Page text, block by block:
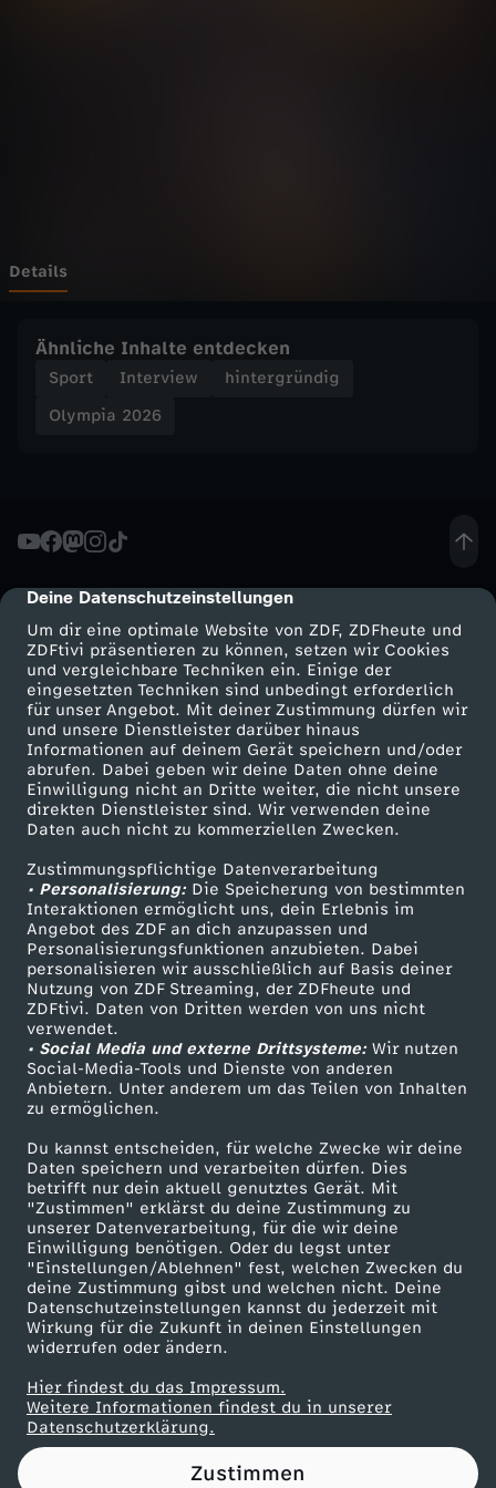
cmp-dialog-description
Deine Datenschutzeinstellungen
Um dir eine optimale Website von ZDF, ZDFheute und
ZDFtivi präsentieren zu können, setzen wir Cookies
und vergleichbare Techniken ein. Einige der
eingesetzten Techniken sind unbedingt erforderlich
für unser Angebot. Mit deiner Zustimmung dürfen wir
und unsere Dienstleister darüber hinaus
Informationen auf deinem Gerät speichern und/oder
abrufen. Dabei geben wir deine Daten ohne deine
Einwilligung nicht an Dritte weiter, die nicht unsere
direkten Dienstleister sind. Wir verwenden deine
Daten auch nicht zu kommerziellen Zwecken.
Zustimmungspflichtige Datenverarbeitung
• Personalisierung:Die Speicherung von bestimmten
Interaktionen ermöglicht uns, dein Erlebnis im
Angebot des ZDF an dich anzupassen und
Personalisierungsfunktionen anzubieten. Dabei
personalisieren wir ausschließlich auf Basis deiner
Nutzung von ZDF Streaming, der ZDFheute und
ZDFtivi. Daten von Dritten werden von uns nicht
verwendet.
• Social Media und externe Drittsysteme:Wir nutzen
Social-Media-Tools und Dienste von anderen
Anbietern. Unter anderem um das Teilen von Inhalten
zu ermöglichen.
Du kannst entscheiden, für welche Zwecke wir deine
Daten speichern und verarbeiten dürfen. Dies
betrifft nur dein aktuell genutztes Gerät. Mit
"Zustimmen" erklärst du deine Zustimmung zu
unserer Datenverarbeitung, für die wir deine
Einwilligung benötigen. Oder du legst unter
"Einstellungen/Ablehnen" fest, welchen Zwecken du
deine Zustimmung gibst und welchen nicht. Deine
Datenschutzeinstellungen kannst du jederzeit mit
Wirkung für die Zukunft in deinen Einstellungen
widerrufen oder ändern.
Hier findest du das Impressum.
Weitere Informationen findest du in unserer
Datenschutzerklärung.
Zustimmen
L
c
h
e
r
:
"
M
e
i
n
T
r
a
u
m
i
s
t
i
n
Details
Ähnliche Inhalte entdecken
Sport Interview
hintergründig
Olympia 2026
Mehr ZDF
ZDF-Apps
Smart TV
ZDFtext
Livestreams
Sendungen A-Z
TV-Programm
Service
ZDFmitreden
Kontakt zum ZDF
Tickets
Zuschauerservice
Hilfe
ZDF Unternehmen
Karriere
ZDF goes Schule
Werbefernsehen
Mainzelmännchen
Partner